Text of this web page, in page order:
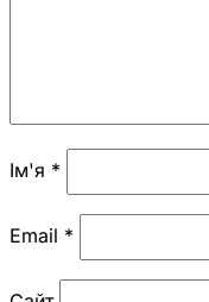
Ім'я *
Email *